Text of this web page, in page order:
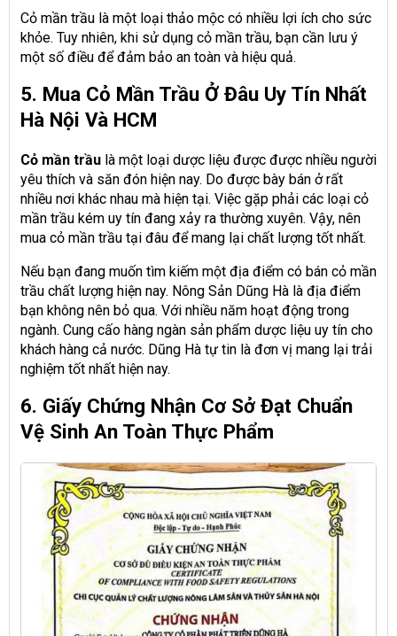
Cỏ mần trầu là một loại thảo mộc có nhiều lợi ích cho sức
khỏe. Tuy nhiên, khi sử dụng cỏ mần trầu, bạn cần lưu ý
một số điều để đảm bảo an toàn và hiệu quả.
5. Mua Cỏ Mần Trầu Ở Đâu Uy Tín Nhất
Hà Nội Và HCM
Cỏ mần trầu là một loại dược liệu được được nhiều người
yêu thích và săn đón hiện nay. Do được bày bán ở rất
nhiều nơi khác nhau mà hiện tại. Việc gặp phải các loại cỏ
mần trầu kém uy tín đang xảy ra thường xuyên. Vậy, nên
mua cỏ mần trầu tại đâu để mang lại chất lượng tốt nhất.
Nếu bạn đang muốn tìm kiếm một địa điểm có bán cỏ mần
trầu chất lượng hiện nay. Nông Sản Dũng Hà là địa điểm
bạn không nên bỏ qua. Với nhiều năm hoạt động trong
ngành. Cung cấo hàng ngàn sản phẩm dược liệu uy tín cho
khách hàng cả nước. Dũng Hà tự tin là đơn vị mang lại trải
nghiệm tốt nhất hiện nay.
6. Giấy Chứng Nhận Cơ Sở Đạt Chuẩn
Vệ Sinh An Toàn Thực Phẩm